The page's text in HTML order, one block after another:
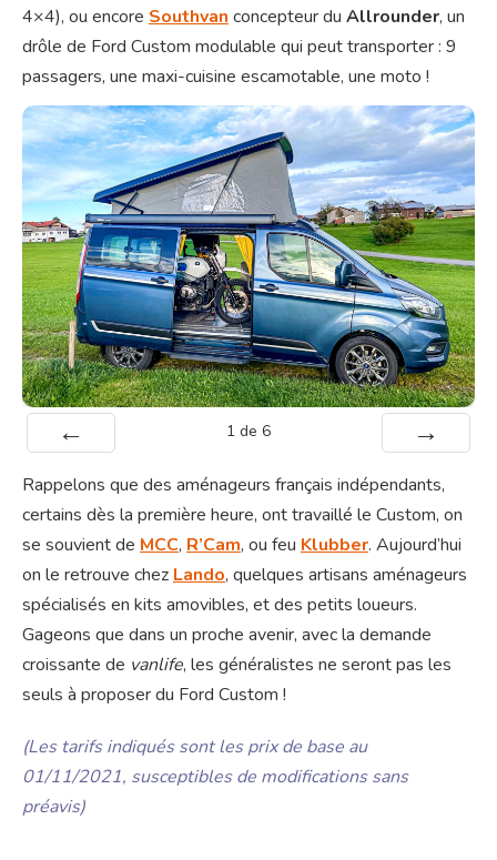
4×4), ou encore Southvan concepteur du Allrounder, un
drôle de Ford Custom modulable qui peut transporter : 9
passagers, une maxi-cuisine escamotable, une moto !
1 de 6
Rappelons que des aménageurs français indépendants,
certains dès la première heure, ont travaillé le Custom, on
se souvient de MCC, R’Cam, ou feu Klubber. Aujourd’hui
on le retrouve chez Lando, quelques artisans aménageurs
spécialisés en kits amovibles, et des petits loueurs.
Gageons que dans un proche avenir, avec la demande
croissante de vanlife, les généralistes ne seront pas les
seuls à proposer du Ford Custom !
(Les tarifs indiqués sont les prix de base au
01/11/2021, susceptibles de modifications sans
préavis)